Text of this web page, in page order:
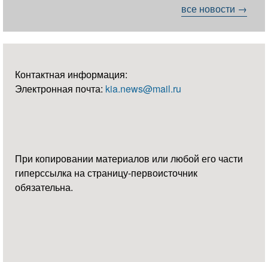
все новости →
Контактная информация:
Электронная почта: kia.news@mail.ru
При копировании материалов или любой его части
гиперссылка на страницу-первоисточник
обязательна.